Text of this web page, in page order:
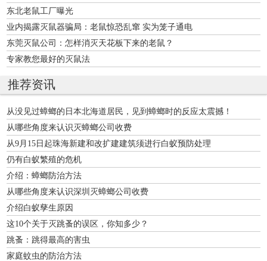
东北老鼠工厂曝光
业内揭露灭鼠器骗局：老鼠惊恐乱窜 实为笼子通电
东莞灭鼠公司：怎样消灭天花板下来的老鼠？
专家教您最好的灭鼠法
推荐资讯
从没见过蟑螂的日本北海道居民，见到蟑螂时的反应太震撼！
从哪些角度来认识灭蟑螂公司收费
从9月15日起珠海新建和改扩建建筑须进行白蚁预防处理
仍有白蚁繁殖的危机
介绍：蟑螂防治方法
从哪些角度来认识深圳灭蟑螂公司收费
介绍白蚁孳生原因
这10个关于灭跳蚤的误区，你知多少？
跳蚤：跳得最高的害虫
家庭蚊虫的防治方法